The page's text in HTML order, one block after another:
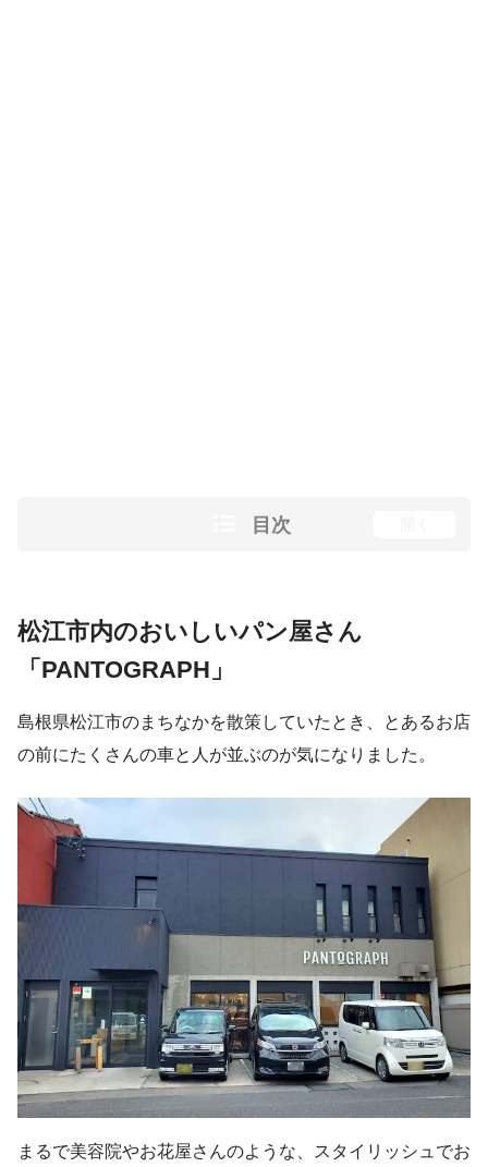
目次
松江市内のおいしいパン屋さん
「PANTOGRAPH」
島根県松江市のまちなかを散策していたとき、とあるお店
の前にたくさんの車と人が並ぶのが気になりました。
まるで美容院やお花屋さんのような、スタイリッシュでお